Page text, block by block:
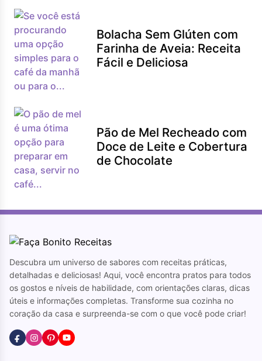
Bolacha Sem Glúten com
Farinha de Aveia: Receita
Fácil e Deliciosa
Pão de Mel Recheado com
Doce de Leite e Cobertura
de Chocolate
Descubra um universo de sabores com receitas práticas,
detalhadas e deliciosas! Aqui, você encontra pratos para todos
os gostos e níveis de habilidade, com orientações claras, dicas
úteis e informações completas. Transforme sua cozinha no
coração da casa e surpreenda-se com o que você pode criar!